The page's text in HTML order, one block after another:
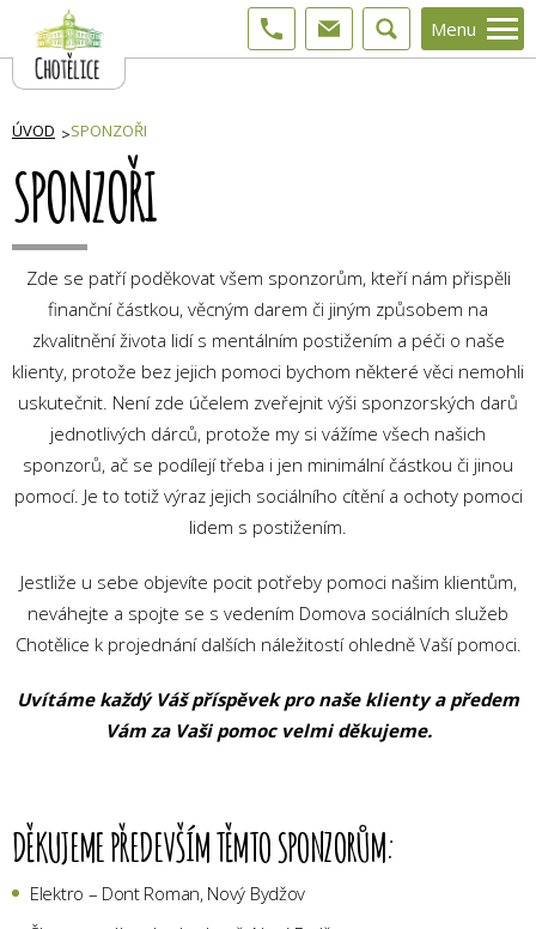
Menu
ÚVOD SPONZOŘI
SPONZOŘI
Zde se patří poděkovat všem sponzorům, kteří nám přispěli
finanční částkou, věcným darem či jiným způsobem na
zkvalitnění života lidí s mentálním postižením a péči o naše
klienty, protože bez jejich pomoci bychom některé věci nemohli
uskutečnit. Není zde účelem zveřejnit výši sponzorských darů
jednotlivých dárců, protože my si vážíme všech našich
sponzorů, ač se podílejí třeba i jen minimální částkou či jinou
pomocí. Je to totiž výraz jejich sociálního cítění a ochoty pomoci
lidem s postižením.
Jestliže u sebe objevíte pocit potřeby pomoci našim klientům,
neváhejte a spojte se s vedením Domova sociálních služeb
Chotělice k projednání dalších náležitostí ohledně Vaší pomoci.
Uvítáme každý Váš příspěvek pro naše klienty a předem
Vám za Vaši pomoc velmi děkujeme.
DĚKUJEME PŘEDEVŠÍM TĚMTO SPONZORŮM:
Elektro – Dont Roman, Nový Bydžov